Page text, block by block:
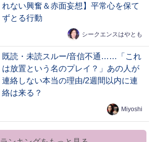
れない興奮＆赤面妄想】平常心を保て
ずとる行動
シークエンスはやとも
既読・未読スルー/音信不通……「これ
は放置という名のプレイ？」あの人が
連絡しない本当の理由/2週間以内に連
絡は来る？
Miyoshi